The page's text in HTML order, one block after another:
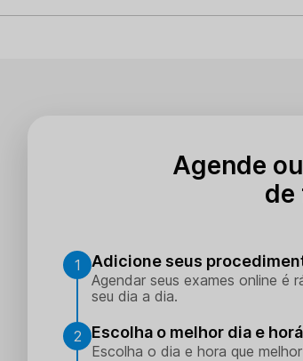
Agende
de
1 Adicione seus
Agendar seus exames online é
seu dia a dia.
2 Escolha o melhor dia e
Escolha o dia e hora que